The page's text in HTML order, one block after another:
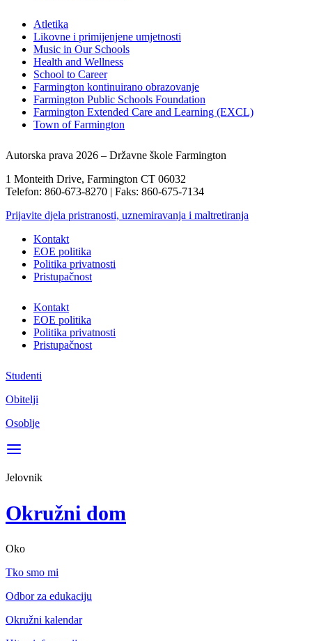
Atletika
Likovne i primijenjene umjetnosti
Music in Our Schools
Health and Wellness
School to Career
Farmington kontinuirano obrazovanje
Farmington Public Schools Foundation
Farmington Extended Care and Learning (EXCL)
Town of Farmington
Autorska prava 2026 – Državne škole Farmington
1 Monteith Drive, Farmington CT 06032
Telefon: 860-673-8270 | Faks: 860-675-7134
Prijavite djela pristranosti, uznemiravanja i maltretiranja
Kontakt
EOE politika
Politika privatnosti
Pristupačnost
Kontakt
EOE politika
Politika privatnosti
Pristupačnost
Studenti
Obitelji
Osoblje
Jelovnik
Okružni dom
Oko
Tko smo mi
Odbor za edukaciju
Okružni kalendar